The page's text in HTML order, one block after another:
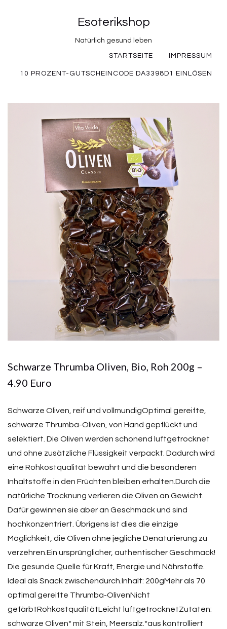
Esoterikshop
Natürlich gesund leben
STARTSEITE IMPRESSUM
10 PROZENT-GUTSCHEINCODE DA3398D1 EINLÖSEN
Schwarze Thrumba Oliven, Bio, Roh 200g –
4.90 Euro
Schwarze Oliven, reif und vollmundigOptimal gereifte,
schwarze Thrumba-Oliven, von Hand gepflückt und
selektiert. Die Oliven werden schonend luftgetrocknet
und ohne zusätzliche Flüssigkeit verpackt. Dadurch wird
eine Rohkostqualität bewahrt und die besonderen
Inhaltstoffe in den Früchten bleiben erhalten.Durch die
natürliche Trocknung verlieren die Oliven an Gewicht.
Dafür gewinnen sie aber an Geschmack und sind
hochkonzentriert. Übrigens ist dies die einzige
Möglichkeit, die Oliven ohne jegliche Denaturierung zu
verzehren.Ein ursprünglicher, authentischer Geschmack!
Die gesunde Quelle für Kraft, Energie und Nährstoffe.
Ideal als Snack zwischendurch.Inhalt: 200gMehr als 70
optimal gereifte Thrumba-OlivenNicht
gefärbtRohkostqualitätLeicht luftgetrocknetZutaten:
schwarze Oliven* mit Stein, Meersalz.*aus kontrolliert